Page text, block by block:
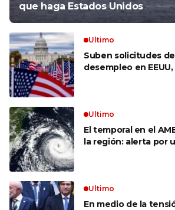
que haga Estados Unidos
Ultimo
Suben solicitudes
desempleo en
Ultimo
El temporal en el
la región: alerta por
Ultimo
En medio de la